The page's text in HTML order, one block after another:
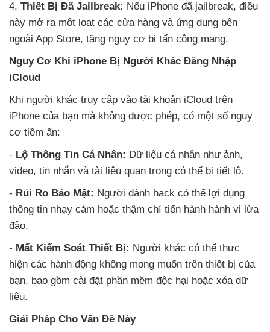
4. Thiết Bị Đã Jailbreak: Nếu iPhone đã jailbreak, điều
này mở ra một loạt các cửa hàng và ứng dụng bên
ngoài App Store, tăng nguy cơ bị tấn công mạng.
Nguy Cơ Khi iPhone Bị Người Khác Đăng Nhập
iCloud
Khi người khác truy cập vào tài khoản iCloud trên
iPhone của bạn mà không được phép, có một số nguy
cơ tiềm ẩn:
- Lộ Thông Tin Cá Nhân: Dữ liệu cá nhân như ảnh,
video, tin nhắn và tài liệu quan trọng có thể bị tiết lộ.
- Rủi Ro Bảo Mật: Người đánh hack có thể lợi dụng
thông tin nhạy cảm hoặc thậm chí tiến hành hành vi lừa
đảo.
- Mất Kiểm Soát Thiết Bị: Người khác có thể thực
hiện các hành động không mong muốn trên thiết bị của
bạn, bao gồm cài đặt phần mềm độc hại hoặc xóa dữ
liệu.
Giải Pháp Cho Vấn Đề Này